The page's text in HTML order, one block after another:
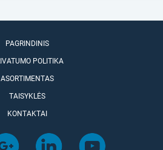
PAGRINDINIS
POLITIKA
ASORTIMENTAS
TAISYKLĖS
KONTAKTAI